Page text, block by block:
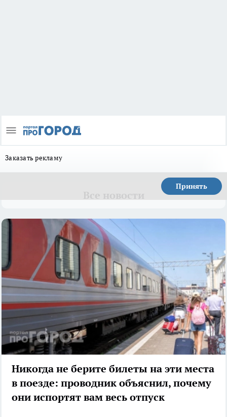
Заказать рекламу
Принять
Никогда не берите билеты на эти места
в поезде: проводник объяснил, почему
они испортят вам весь отпуск